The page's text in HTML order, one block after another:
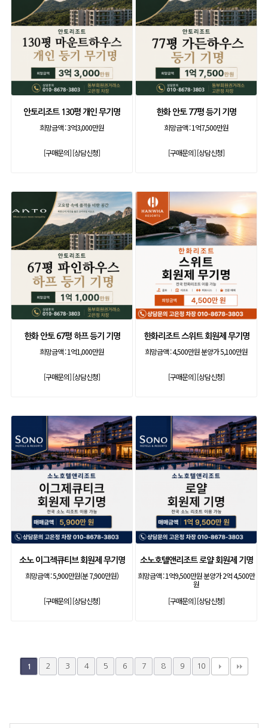
안토리조트 130평 개인 무기명
희망금액 :3억3,000만원
[구매문의][상담신청]
한화 안토 77평 등기 기명
희망금액 :1억7,500만원
[구매문의][상담신청]
한화 안토 67평 하프 등기 기명
희망금액 :1억1,000만원
[구매문의][상담신청]
한화리조트 스위트 회원제 무기명
희망금액 :4,500만원 분양가 5,100만원
[구매문의][상담신청]
소노 이그젝큐티브 회원제 무기명
희망금액 :5,900만원(분 7,900만원)
[구매문의][상담신청]
소노호텔앤리조트 로얄 회원제 기명
희망금액 :1억9,500만원 분양가 2억 4,500만
원
[구매문의][상담신청]
1 2 3 4 5 6 7 8 9 10